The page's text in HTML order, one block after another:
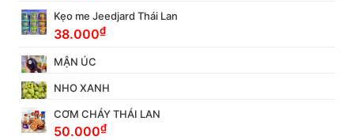
Kẹo me Jeedjard Thái Lan
38.000₫
MẬN ÚC
NHO XANH
CƠM CHÁY THÁI LAN
50.000₫